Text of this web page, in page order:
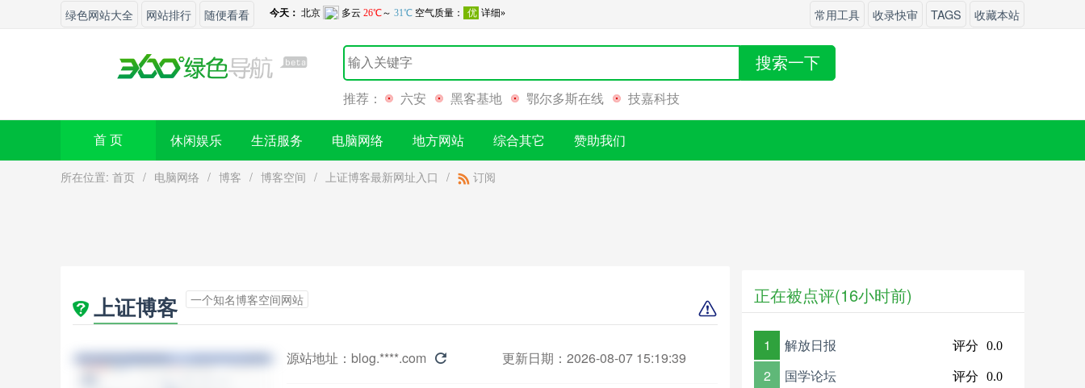
绿色网站大全 网站排行 随便看看 常用工具 收录快审 TAGS 收藏本站
搜索一下
推荐： 六安 黑客基地 鄂尔多斯在线 技嘉科技
首 页 休闲娱乐 生活服务 电脑网络 地方网站 综合其它 赞助我们
所在位置: 首页 / 电脑网络 / 博客 / 博客空间 / 上证博客最新网址入口 / 订阅
上证博客 一个知名博客空间网站
源站地址： blog.****.com  更新日期：2026-08-07 15:19:39
正在被点评(16小时前)
1 解放日报 评分 0.0
2 国学论坛 评分 0.0